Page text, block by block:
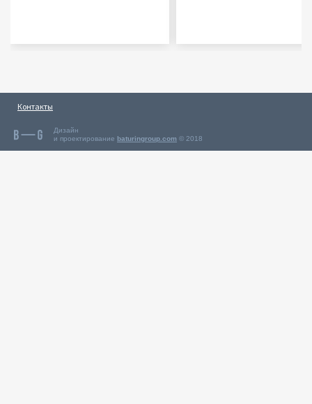
Контакты
Дизайн
и проектирование baturingroup.com © 2018